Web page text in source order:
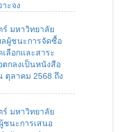
ะจง
มหาวิทยาลัย
ลผู้ชนะการจัดซื้อ
ลือกและสาระ
กลงเป็นหนังสือ
ตุลาคม 2568 ถึง
มหาวิทยาลัย
ชนะการเสนอ